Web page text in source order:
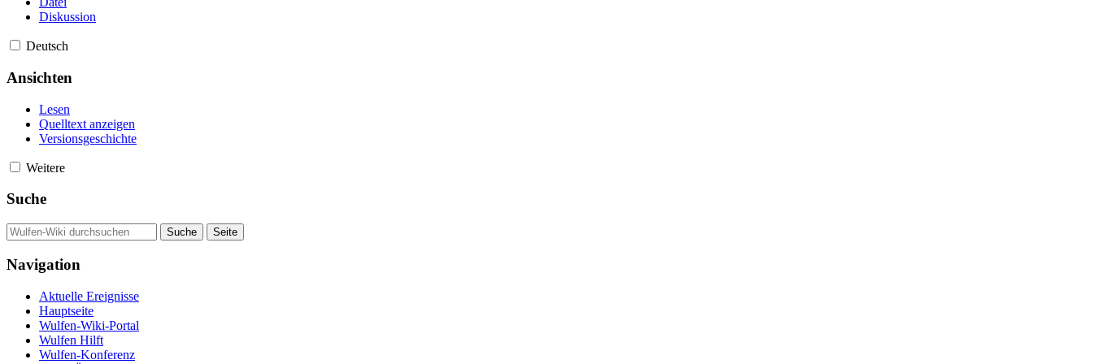
Diskussion
Deutsch
Ansichten
Lesen
Quelltext anzeigen
Versionsgeschichte
Weitere
Suche
Navigation
Aktuelle Ereignisse
Hauptseite
Wulfen-Wiki-Portal
Wulfen Hilft
Wulfen-Konferenz